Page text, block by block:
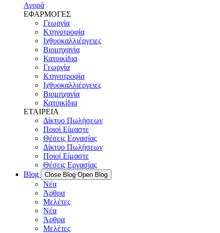
Αγορά
ΕΦΑΡΜΟΓΕΣ
Γεωργία
Κτηνοτροφία
Ιχθυοκαλλιέργειες
Βιομηχανία
Κατοικίδια
Γεωργία
Κτηνοτροφία
Ιχθυοκαλλιέργειες
Βιομηχανία
Κατοικίδια
ΕΤΑΙΡΕΙΑ
Δίκτυο Πωλήσεων
Ποιοί Είμαστε
Θέσεις Εργασίας
Δίκτυο Πωλήσεων
Ποιοί Είμαστε
Θέσεις Εργασίας
Blog
Close Blog Open Blog
Νέα
Άρθρα
Μελέτες
Νέα
Άρθρα
Μελέτες